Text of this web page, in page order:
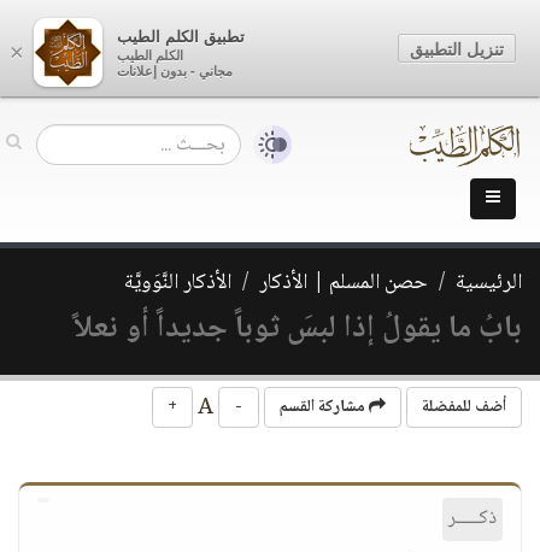
الرئيسية حصن المسلم | الأذكار الأذكار النَّوَويَّة
بابُ ما يقولُ إذا لبسَ ثوباً جديداً أو نعلاً
أضف للمفضلة مشاركة القسم -
+
ذكـــــر
×
تطبيق الكلم الطيب
الكلم الطيب
مجاني - بدون إعلانات
تنزيل التطبيق